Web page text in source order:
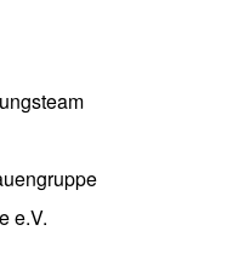
e.V.
von Senioren